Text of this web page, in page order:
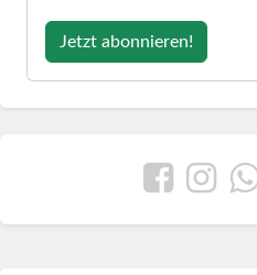
Jetzt abonnieren!